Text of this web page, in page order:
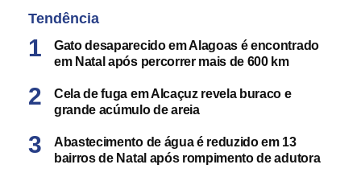
Tendência
Gato desaparecido em Alagoas é encontrado
em Natal após percorrer mais de 600 km
Cela de fuga em Alcaçuz revela buraco e
grande acúmulo de areia
Abastecimento de água é reduzido em 13
bairros de Natal após rompimento de adutora